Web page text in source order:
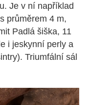
Je v ní například
průměrem 4 m,
Padlá šiška, 11
i jeskynní perly a
Triumfální sál